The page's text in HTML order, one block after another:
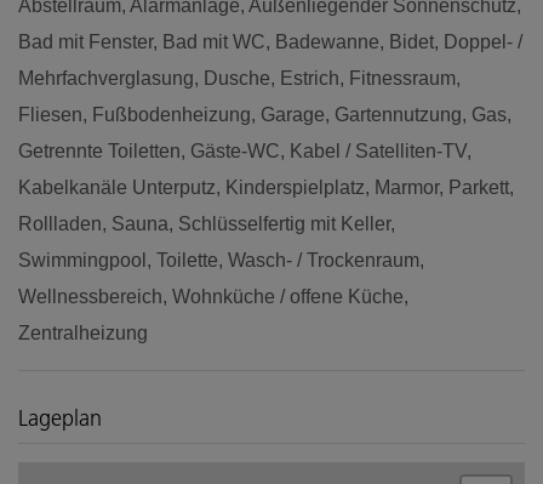
Abstellraum Alarmanlage Außenliegender Sonnenschutz
Bad mit Fenster
Bad mit WC Badewanne Bidet
Doppel- /
Mehrfachverglasung
Dusche Estrich
Fitnessraum
Fliesen
Fußbodenheizung Garage Gartennutzung Gas
Getrennte Toiletten Gäste-WC
Kabel / Satelliten-TV
Kabelkanäle Unterputz
Kinderspielplatz Marmor
Parkett
Rollladen Sauna Schlüsselfertig mit Keller
Swimmingpool
Toilette Wasch- / Trockenraum
Wellnessbereich Wohnküche / offene Küche
Zentralheizung
Lageplan